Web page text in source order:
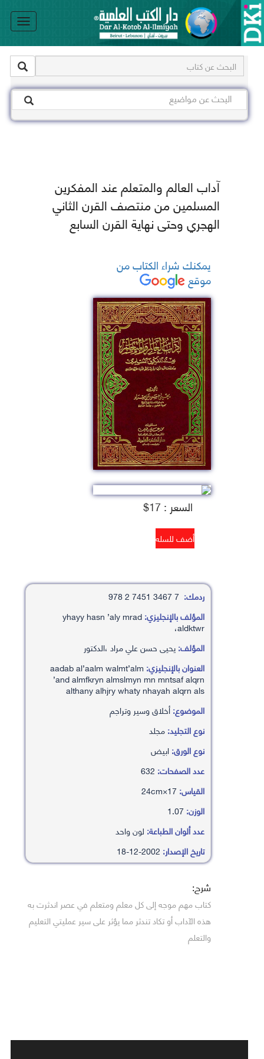
آداب العالم والمتعلم عند المفكرين
المسلمين من منتصف القرن الثاني
الهجري وحتى نهاية القرن السابع
يمكنك شراء الكتاب من
موقع
السعر : 17$
ردمك:
المؤلف بالإنجليزي:yhayy hasn ’aly mrad
،aldktwr
المؤلف:يحيى حسن علي مراد ،الدكتور
العنوان بالإنجليزي: aadab al’aalm walmt’alm
’and almfkryn almslmyn mn mntsaf alqrn
althany alhjry whaty nhayah alqrn als
الموضوع:أخلاق وسير وتراجم
نوع التجليد:مجلد
نوع الورق:ابيض
عدد الصفحات:
القياس:
الوزن:
عدد ألوان الطباعة: لون واحد
تاريخ الإصدار:
شرح:
كتاب مهم موجه إلى كل معلم ومتعلم في عصر اندثرت به
هذه الآداب أو تكاد تندثر مما يؤثر على سير عمليتي التعليم
والتعلم